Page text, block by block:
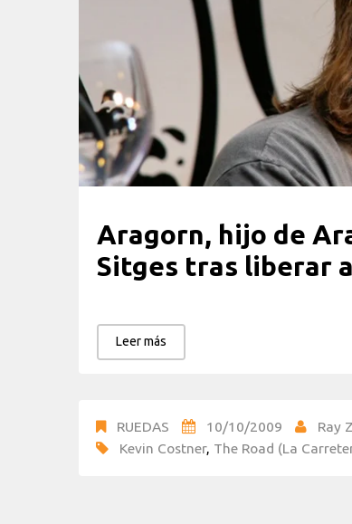
Aragorn, hijo de
Sitges tras liberar
Leer más
RUEDAS 10/10/2009 Ray
Kevin Costner, The Road (La